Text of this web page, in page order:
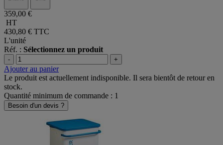
359,00 €
HT
430,80 €
L'unité
Réf. :Sélectionnez un produit
-
Ajouter au panier
Le produit est actuellement indisponible. Il sera bientôt de retour en
stock.
Quantité minimum de commande : 1